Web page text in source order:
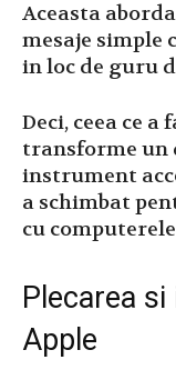
Aceasta
mesaje simple
in loc de guru
Deci, ceea ce a
transforme un
instrument
a schimbat
cu
Plecarea
Apple